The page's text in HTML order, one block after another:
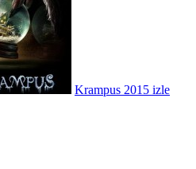
Krampus 2015 izle